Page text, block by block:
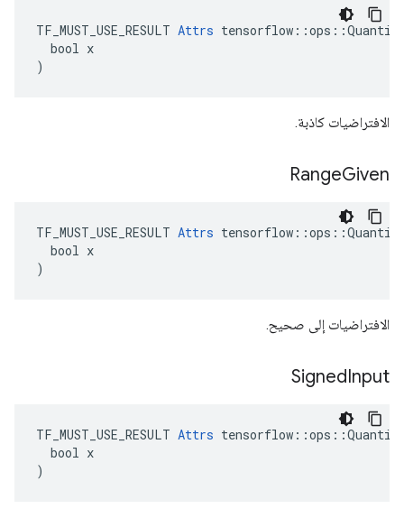
TF_MUST_USE_RESULT Attrs
  bool x
)
الافتراضيات كاذبة.
RangeGiven
TF_MUST_USE_RESULT Attrs
  bool x
)
الافتراضيات إلى صحيح.
SignedInput
TF_MUST_USE_RESULT Attrs
  bool x
)